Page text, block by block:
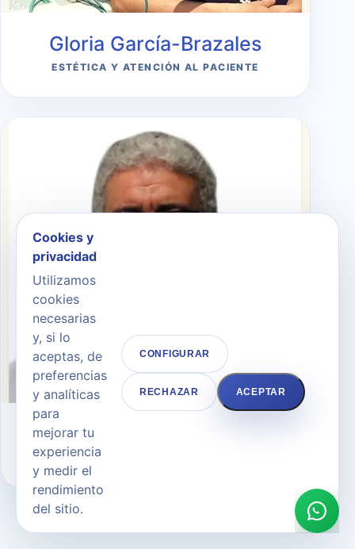
Gloria García-Brazales
ESTÉTICA Y ATENCIÓN AL PACIENTE
Dr. Andrés Merlo Morales
CIRUJANO PLÁSTICO
Cookies y
privacidad
Utilizamos
cookies
necesarias
y, si lo
aceptas, de
preferencias
y analíticas
para
mejorar tu
experiencia
y medir el
rendimiento
del sitio.
CONFIGURAR
RECHAZAR ACEPTAR